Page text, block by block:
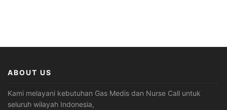
ABOUT US
Kami melayani kebutuhan Gas Medis dan Nurse Call untuk
seluruh wilayah Indonesia,